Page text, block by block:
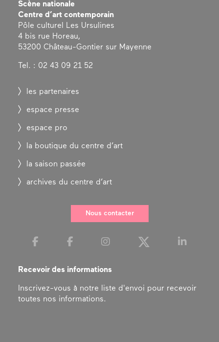
Scène nationale
Centre d’art contemporain
Pôle culturel Les Ursulines
4 bis rue Horeau,
53200 Château-Gontier sur Mayenne
Tel. : 02 43 09 21 52
les partenaires
espace presse
espace pro
la boutique du centre d’art
la saison passée
archives du centre d’art
Nous contacter
Recevoir des informations
Inscrivez-vous à notre liste d'envoi pour recevoir
toutes nos informations.